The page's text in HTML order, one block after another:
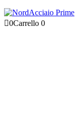
0Carrello 0